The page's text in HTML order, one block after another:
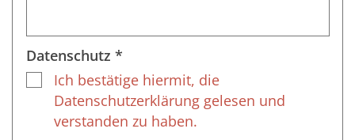
Datenschutz *
Ich bestätige hiermit, die
Datenschutzerklärung gelesen und
verstanden zu haben.